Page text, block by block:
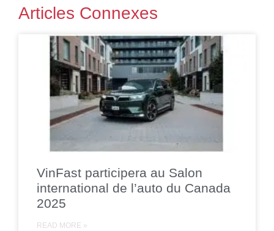
Articles Connexes
VinFast participera au Salon
international de l’auto du Canada
2025
READ MORE »